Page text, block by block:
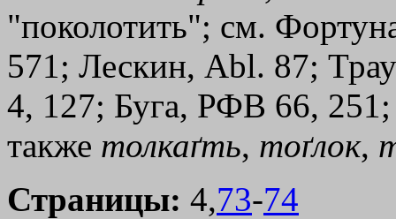
"поколотить"; см.
571; Лескин, Abl. 87;
4, 127; Буга, РФВ 66,
также толкаґть, тоґлок,
Страницы: 4,73-74